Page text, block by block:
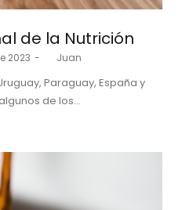
de la Nutrición
2023 Juan
Paraguay, España y
de los…